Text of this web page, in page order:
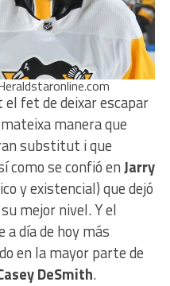
fet de deixar escapar
manera que
substitut i que
como se confió enJarry
y existencial) que dejó
mejor nivel. Y el
a día de hoy más
en la mayor parte de
DeSmith.